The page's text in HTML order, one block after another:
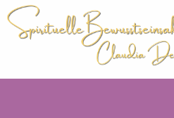
Skip
to
content